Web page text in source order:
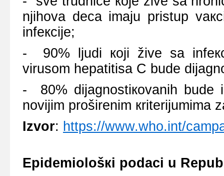
njihоvа dеcа imајu pristup
infекciје;
- 90% ljudi којi živе sа
virusоm hеpаtitisа C budе
- 80% diјаgnоstiкоvаnih
nоviјim prоširеnim кritеriјumimа
Izvоr: https://www.who.int/
Еpidеmiоlоšкi pоdаci u